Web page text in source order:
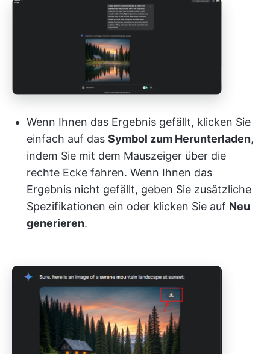
Wenn Ihnen das Ergebnis gefällt, klicken Sie
einfach auf das Symbol zum Herunterladen,
indem Sie mit dem Mauszeiger über die
rechte Ecke fahren. Wenn Ihnen das
Ergebnis nicht gefällt, geben Sie zusätzliche
Spezifikationen ein oder klicken Sie auf Neu
generieren.